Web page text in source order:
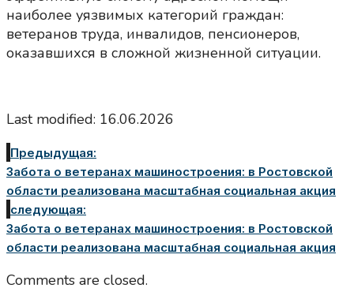
наиболее уязвимых категорий граждан:
ветеранов труда, инвалидов, пенсионеров,
оказавшихся в сложной жизненной ситуации.
Last modified: 16.06.2026
Предыдущая:
Забота о ветеранах машиностроения: в Ростовской
области реализована масштабная социальная акция
следующая:
Забота о ветеранах машиностроения: в Ростовской
области реализована масштабная социальная акция
Comments are closed.